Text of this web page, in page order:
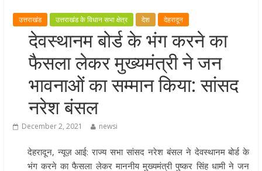
रहा है: मुख्यमंत्री
मुख्यमंत्री पुष्कर सिंह धामी ने हरकी पैड़ी
लेकर कांवड़ यात्रा मार्ग पर हेलीकॉप्टर से
शिवभक्तों पर पुष्पवर्षा कर उनका स्वागत
किया गया
धर्मनगरी हरिद्वार में कांवड़ यात्रा के दौरान
शुभारंभ, श्रद्धालुओं को अपने हाथों से
उत्तराखंड उत्तराखंड के विधान सभा क्षेत्र देश देहरादून
देवस्थानम बोर्ड के भंग करने का
फैसला लेकर मुख्यमंत्री ने जन
भावनाओं का सम्मान किया: सांसद
नरेश बंसल
December 2, 2021 newsi
देहरादून, न्यूज़ आई: राज्य सभा सांसद नरेश बंसल ने देवस्थानम बोर्ड के
भंग करने का फैसला लेकर माननीय मुख्यमंत्री पुष्कर सिंह धामी ने जन